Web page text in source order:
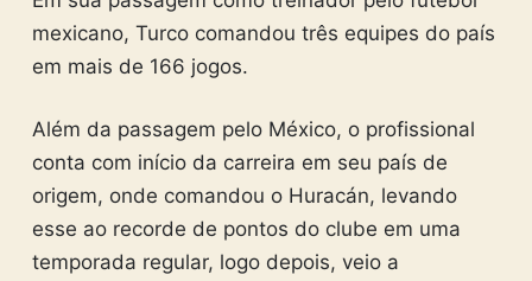
mexicano, Turco comandou três equipes do país
em mais de 166 jogos.
Além da passagem pelo México, o profissional
conta com início da carreira em seu país de
origem, onde comandou o Huracán, levando
esse ao recorde de pontos do clube em uma
temporada regular, logo depois, veio a